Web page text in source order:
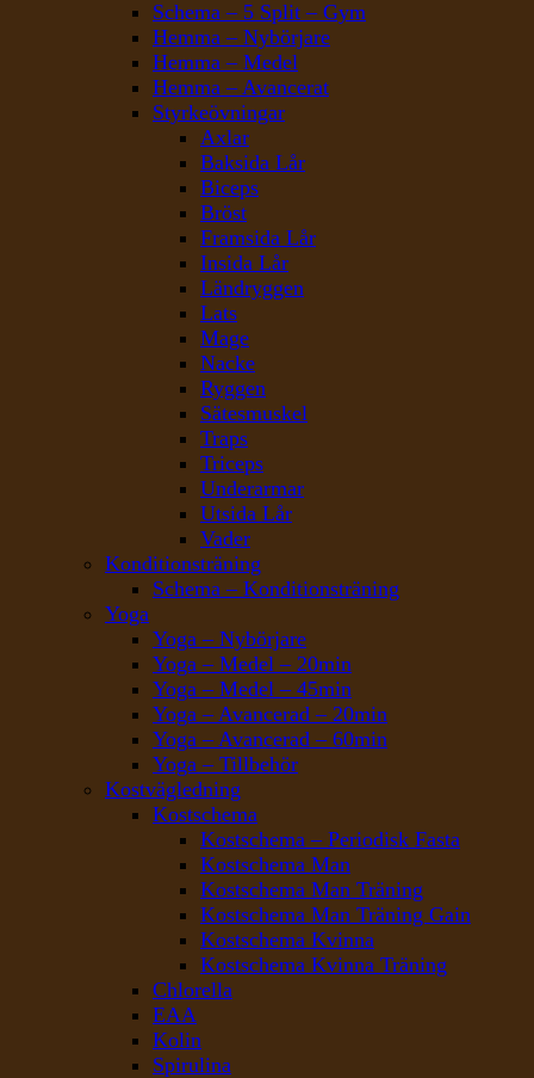
Schema – 5 Split – Gym
Hemma – Nybörjare
Hemma – Medel
Hemma – Avancerat
Styrkeövningar
Axlar
Baksida Lår
Biceps
Bröst
Framsida Lår
Insida Lår
Ländryggen
Lats
Mage
Nacke
Ryggen
Sätesmuskel
Traps
Triceps
Underarmar
Utsida Lår
Vader
Konditionsträning
Schema – Konditionsträning
Yoga
Yoga – Nybörjare
Yoga – Medel – 20min
Yoga – Medel – 45min
Yoga – Avancerad – 20min
Yoga – Avancerad – 60min
Yoga – Tillbehör
Kostvägledning
Kostschema
Kostschema – Periodisk Fasta
Kostschema Man
Kostschema Man Träning
Kostschema Man Träning Gain
Kostschema Kvinna
Kostschema Kvinna Träning
Chlorella
EAA
Kolin
Spirulina